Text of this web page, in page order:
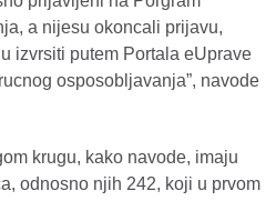
a nijesu okoncali prijavu,
izvrsiti putem Portala eUprave
osposobljavanja”, navode
krugu, kako navode, imaju
odnosno njih 242, koji u prvom